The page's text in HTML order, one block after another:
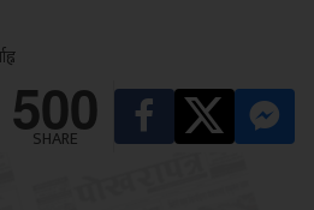
500
SHARE